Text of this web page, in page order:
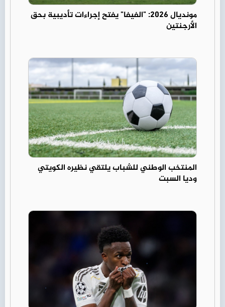
مونديال 2026: "الفيفا" يفتح إجراءات تأديبية بحق
الأرجنتين
المنتخب الوطني للشباب يلتقي نظيره الكويتي
وديا السبت